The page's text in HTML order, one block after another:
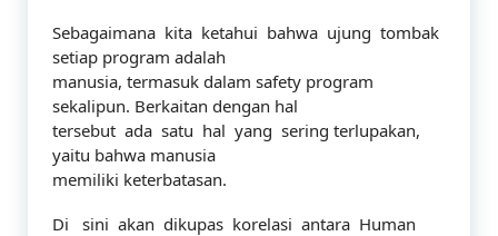
Sebagaimana kita ketahui bahwa ujung tombak
setiap program adalah
manusia, termasuk dalam safety program
sekalipun. Berkaitan dengan hal
tersebut ada satu hal yang sering terlupakan,
yaitu bahwa manusia
memiliki keterbatasan.
Di sini akan dikupas korelasi antara Human